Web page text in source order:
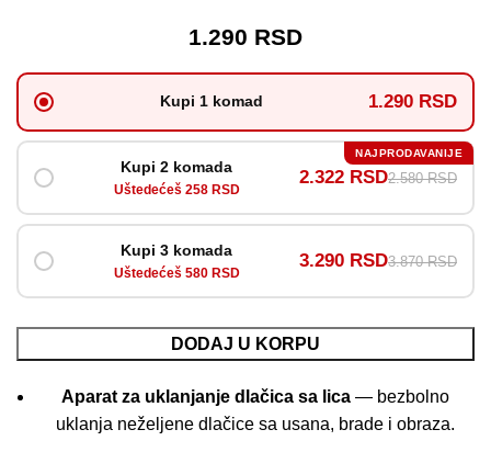
1.290 RSD
Kupi 1 komad 1.290 RSD
Kupi 2 komada
Uštedećeš 258 RSD
2.322 RSD2.580 RSD
NAJPRODAVANIJE
Kupi 3 komada
Uštedećeš 580 RSD
3.290 RSD3.870 RSD
DODAJ U KORPU
Aparat za uklanjanje dlačica sa lica— bezbolno
uklanja neželjene dlačice sa usana, brade i obraza.